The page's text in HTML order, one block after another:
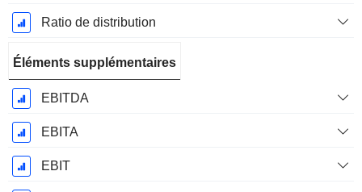
Ratio de distribution
Éléments supplémentaires
EBITDA
EBITA
EBIT